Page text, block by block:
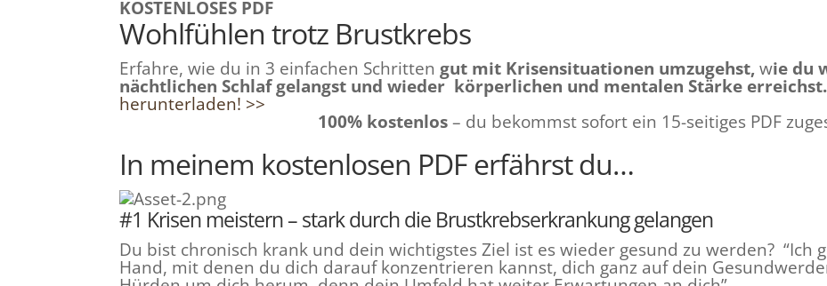
info@lebenstraum.biz
KOSTENLOSES PDF
Wohlfühlen trotz Brustkrebs
Erfahre, wie du in 3 einfachen Schritten gut mit Krisensituationen umzugehst,wie du
nächtlichen Schlaf gelangst und wieder körperlichen und mentalen Stärke erreichst.
herunterladen! >>
100% kostenlos– du bekommst sofort ein 15-seitiges PDF
In meinem kostenlosen PDF erfährst du…
#1 Krisen meistern – stark durch die Brustkrebserkrankung gelangen
Du bist chronisch krank und dein wichtigstes Ziel ist es wieder gesund zu werden? “Ich
Hand, mit denen du dich darauf konzentrieren kannst, dich ganz auf dein